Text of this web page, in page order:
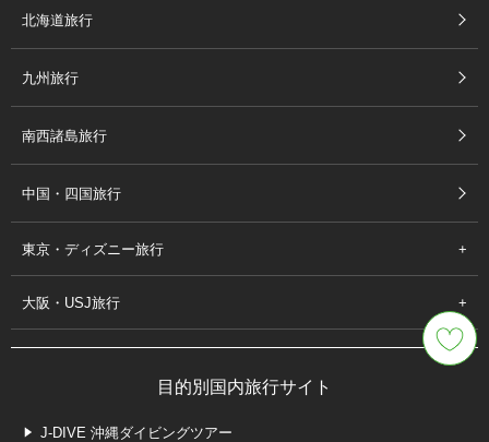
北海道旅行
九州旅行
南西諸島旅行
中国・四国旅行
東京・ディズニー旅行
大阪・USJ旅行
目的別国内旅行サイト
J-DIVE 沖縄ダイビングツアー